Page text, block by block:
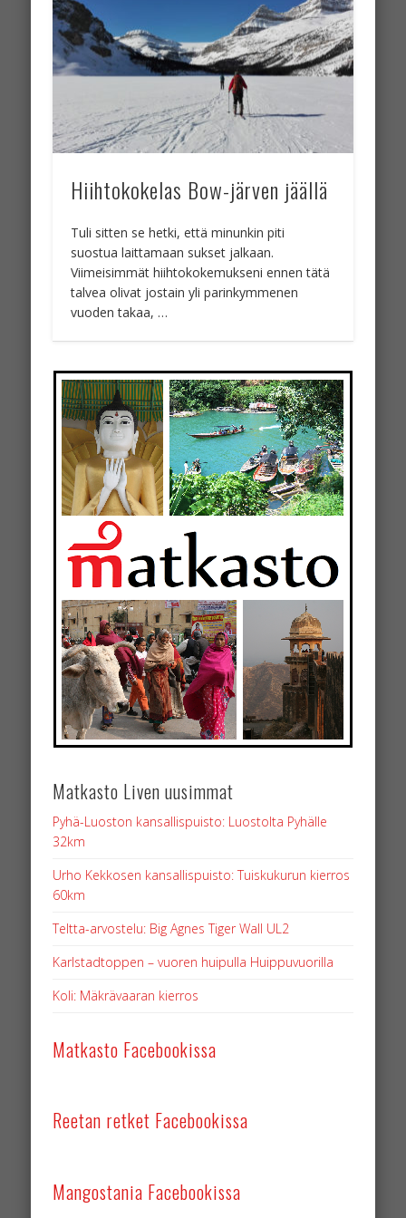
Hiihtokokelas Bow-järven jäällä
Tuli sitten se hetki, että minunkin piti
suostua laittamaan sukset jalkaan.
Viimeisimmät hiihtokokemukseni ennen tätä
talvea olivat jostain yli parinkymmenen
vuoden takaa, …
Matkasto Liven uusimmat
Pyhä-Luoston kansallispuisto: Luostolta Pyhälle
32km
Urho Kekkosen kansallispuisto: Tuiskukurun kierros
60km
Teltta-arvostelu: Big Agnes Tiger Wall UL2
Karlstadtoppen – vuoren huipulla Huippuvuorilla
Koli: Mäkrävaaran kierros
Matkasto Facebookissa
Reetan retket Facebookissa
Mangostania Facebookissa